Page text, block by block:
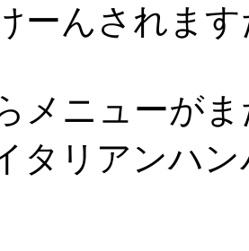
ーんされます
メニューが
タリアンハ